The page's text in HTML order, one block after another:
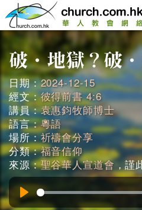
日期：2024-12-15
經文：彼得前書 4:6
講員：袁惠鈞牧師博士
語言：粵語
場所：祈禱會分享
分類：福音信仰
來源：聖谷華人宣道會，謹
Play